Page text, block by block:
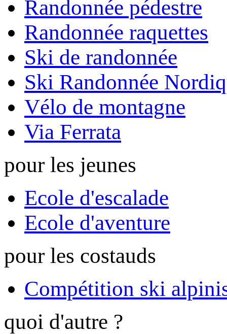
Randonnée pédestre
Randonnée raquettes
Ski de randonnée
Ski Randonnée
Vélo de montagne
Via Ferrata
pour les jeunes
Ecole d'escalade
Ecole d'aventure
pour les costauds
Compétition ski
quoi d'autre ?